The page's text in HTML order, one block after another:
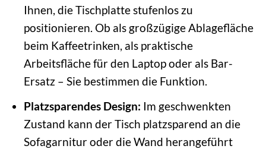
Ihnen, die Tischplatte stufenlos zu
positionieren. Ob als großzügige Ablagefläche
beim Kaffeetrinken, als praktische
Arbeitsfläche für den Laptop oder als Bar-
Ersatz – Sie bestimmen die Funktion.
Platzsparendes Design: Im geschwenkten
Zustand kann der Tisch platzsparend an die
Sofagarnitur oder die Wand herangeführt